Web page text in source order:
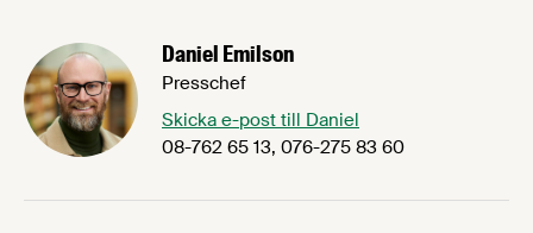
Daniel Emilson
Presschef
Skicka e-post till Daniel
08-762 65 13, 076-275 83 60